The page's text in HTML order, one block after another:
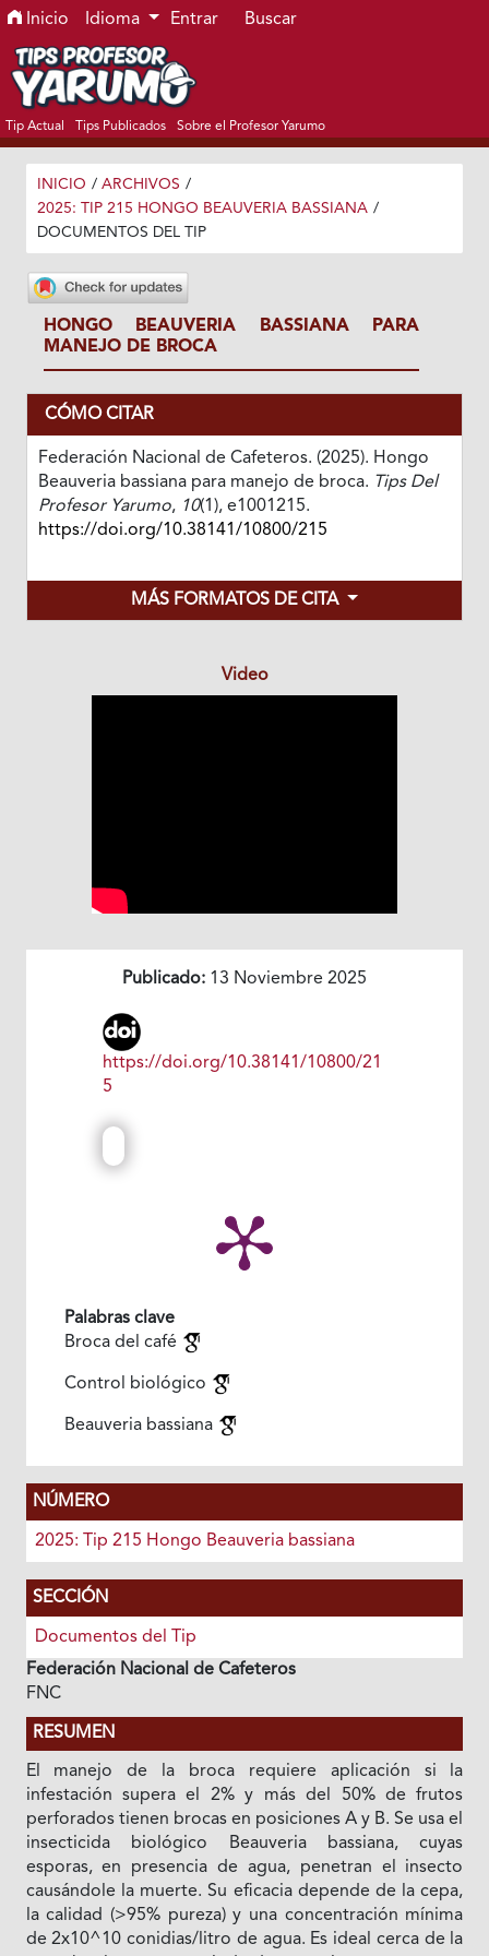
Ir al menú de navegación principal
Ir al contenido principal
Ir al pie de página del sitio
Inicio Idioma Entrar Buscar
Tip Actual Tips Publicados Sobre el Profesor Yarumo
INICIO / ARCHIVOS /
2025: TIP 215 HONGO BEAUVERIA BASSIANA /
DOCUMENTOS DEL TIP
HONGO BEAUVERIA BASSIANA PARA
MANEJO DE BROCA
CÓMO CITAR
Federación Nacional de Cafeteros. (2025). Hongo
Beauveria bassiana para manejo de broca. Tips Del
Profesor Yarumo, 10(1), e1001215.
https://doi.org/10.38141/10800/215
MÁS FORMATOS DE CITA
Video
Publicado: 13 Noviembre 2025
https://doi.org/10.38141/10800/21
5
Palabras clave
Broca del café
Control biológico
Beauveria bassiana
NÚMERO
2025: Tip 215 Hongo Beauveria bassiana
SECCIÓN
Documentos del Tip
Federación Nacional de Cafeteros
FNC
RESUMEN
El manejo de la broca requiere aplicación si la
infestación supera el 2% y más del 50% de frutos
perforados tienen brocas en posiciones A y B. Se usa el
insecticida biológico Beauveria bassiana, cuyas
esporas, en presencia de agua, penetran el insecto
causándole la muerte. Su eficacia depende de la cepa,
la calidad (>95% pureza) y una concentración mínima
de 2x10^10 conidias/litro de agua. Es ideal cerca de la